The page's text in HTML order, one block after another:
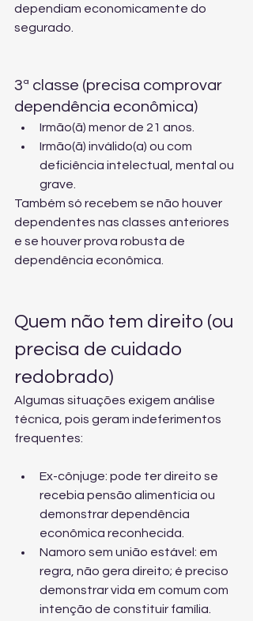
dependiam economicamente do
segurado.
3ª classe (precisa comprovar
dependência econômica)
Irmão(ã) menor de 21 anos.
Irmão(ã) inválido(a) ou com
deficiência intelectual, mental ou
grave.
Também só recebem se não houver
dependentes nas classes anteriores
e se houver prova robusta de
dependência econômica.
Quem não tem direito (ou
precisa de cuidado
redobrado)
Algumas situações exigem análise
técnica, pois geram indeferimentos
frequentes:
Ex-cônjuge: pode ter direito se
recebia pensão alimentícia ou
demonstrar dependência
econômica reconhecida.
Namoro sem união estável: em
regra, não gera direito; é preciso
demonstrar vida em comum com
intenção de constituir família.